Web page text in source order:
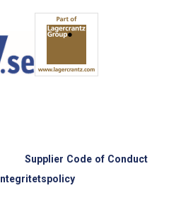
Supplier Code of Conduct
Integritetspolicy